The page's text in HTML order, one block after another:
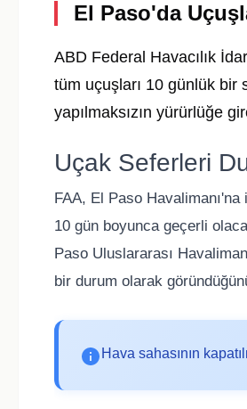
El Paso'da
ABD Federal Havacılık
tüm uçuşları 10 günlük bir
yapılmaksızın yürürlüğe
Uçak Seferleri
FAA, El Paso
10 gün boyunca geçerli
Paso Uluslararası
bir durum olarak
Hava sahasının